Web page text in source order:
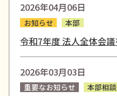
2026年04月06日
お知らせ 本部
令和7年度 法人全体会議
2026年03月03日
重要なお知らせ 本部相